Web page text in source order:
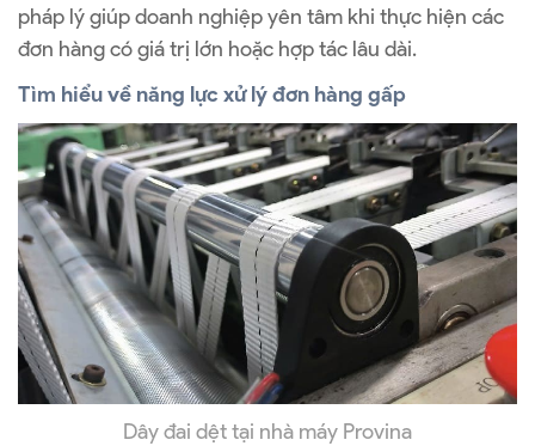
pháp lý giúp doanh nghiệp yên tâm khi thực hiện các
đơn hàng có giá trị lớn hoặc hợp tác lâu dài.
Tìm hiểu về năng lực xử lý đơn hàng gấp
Dây đai dệt tại nhà máy Provina